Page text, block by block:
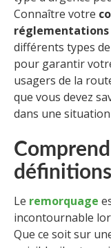
Connaître votre
réglementations
différents types
pour garantir
usagers de la
que vous devez
dans une
Le remorquage
incontournable
Que ce soit sur